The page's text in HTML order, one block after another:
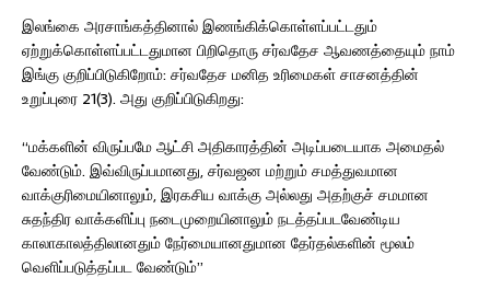
இலங்கை அரசாங்கத்தினால் இணங்கிக்கொள்ளப்பட்டதும்
ஏற்றுக்கொள்ளப்பட்டதுமான பிறிதொரு சர்வதேச ஆவணத்தையும் நாம்
இங்கு குறிப்பிடுகிறோம்: சர்வதேச மனித உரிமைகள் சாசனத்தின்
உறுப்புரை 21(3). அது குறிப்பிடுகிறது:
“மக்களின் விருப்பமே ஆட்சி அதிகாரத்தின் அடிப்படையாக அமைதல்
வேண்டும். இவ்விருப்பமானது, சர்வஜன மற்றும் சமத்துவமான
வாக்குரிமையினாலும், இரகசிய வாக்கு அல்லது அதற்குச் சமமான
சுதந்திர வாக்களிப்பு நடைமுறையினாலும் நடத்தப்படவேண்டிய
காலாகாலத்திலானதும் நேர்மையானதுமான தேர்தல்களின் மூலம்
வெளிப்படுத்தப்பட வேண்டும்”